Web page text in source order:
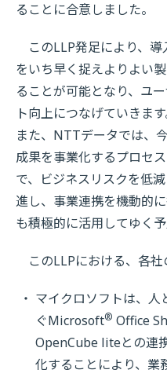
ることに合意しました。
このLLP発足により、導
をいち早く捉えよりよい
ることが可能となり、ユ
ト向上につなげていきます
また、NTTデータでは、
成果を事業化するプロセ
で、ビジネスリスクを低
進し、事業連携を機動的
も積極的に活用してゆく予
このLLPにおける、各社
マイクロソフトは、人
ぐMicrosoft® Office
OpenCube liteとの連
化することにより、業